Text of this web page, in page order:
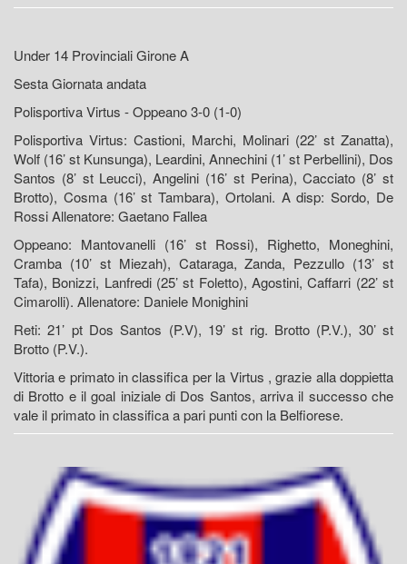
Under 14 Provinciali Girone A
Sesta Giornata andata
Polisportiva Virtus - Oppeano 3-0 (1-0)
Polisportiva Virtus: Castioni, Marchi, Molinari (22’ st Zanatta),
Wolf (16’ st Kunsunga), Leardini, Annechini (1’ st Perbellini), Dos
Santos (8’ st Leucci), Angelini (16’ st Perina), Cacciato (8’ st
Brotto), Cosma (16’ st Tambara), Ortolani. A disp: Sordo, De
Rossi Allenatore: Gaetano Fallea
Oppeano: Mantovanelli (16’ st Rossi), Righetto, Moneghini,
Cramba (10’ st Miezah), Cataraga, Zanda, Pezzullo (13’ st
Tafa), Bonizzi, Lanfredi (25’ st Foletto), Agostini, Caffarri (22’ st
Cimarolli). Allenatore: Daniele Monighini
Reti: 21’ pt Dos Santos (P.V), 19’ st rig. Brotto (P.V.), 30’ st
Brotto (P.V.).
Vittoria e primato in classifica per la Virtus , grazie alla doppietta
di Brotto e il goal iniziale di Dos Santos, arriva il successo che
vale il primato in classifica a pari punti con la Belfiorese.